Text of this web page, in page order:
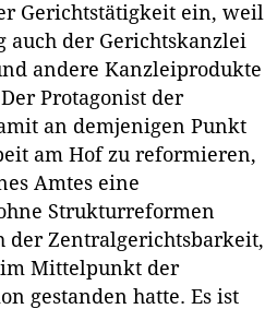
Gerichtstätigkeit ein, weil
der Gerichtskanzlei
andere Kanzleiprodukte
Protagonist der
an demjenigen Punkt
am Hof zu reformieren,
Amtes eine
Strukturreformen
der Zentralgerichtsbarkeit,
im Mittelpunkt der
gestanden hatte. Es ist